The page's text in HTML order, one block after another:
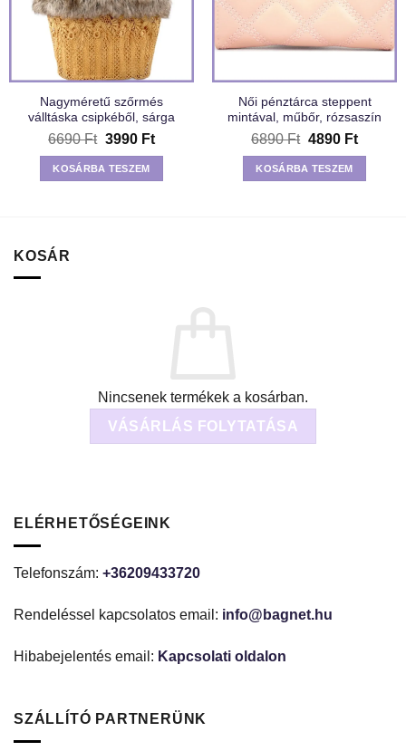
Nagyméretű szőrmés
válltáska csipkéből, sárga
6690Ft Original
price
was:
6690 Ft.
3990 FtCurrent
price
3990 Ft.
KOSÁRBA TESZEM
Női pénztárca steppent
mintával, műbőr, rózsaszín
6890Ft Original
price
was:
6890 Ft.
4890 FtCurrent
price
4890
KOSÁRBA TESZEM
KOSÁR
Nincsenek termékek a kosárban.
VÁSÁRLÁS FOLYTATÁSA
ELÉRHETŐSÉGEINK
Telefonszám: +36209433720
Rendeléssel kapcsolatos email: info@bagnet.hu
Hibabejelentés email: Kapcsolati oldalon
SZÁLLÍTÓ PARTNERÜNK